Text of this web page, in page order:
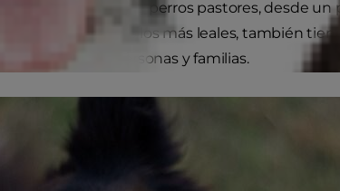
de razas de perros pastores, desde un
son algunos de los más leales, también
para ciertas personas y familias.